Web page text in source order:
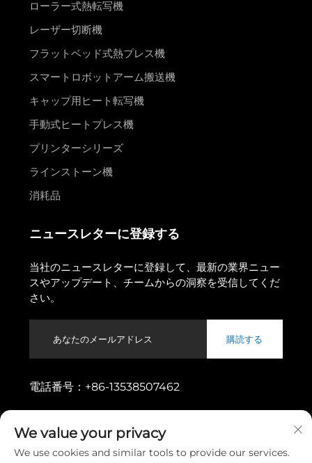
ローラー式熱転写機
レーザー切断機
フラットベッド式熱プレス機
スマートロボットアーム搬送機
キャップ用ヒート転写機
手動式ヒートプレス機
プリンターシリーズ
ラインストーン機
消耗品
ニュースレターに登録する
当社のニュースレターに登録して、最新の業界ニュー
スやアップデート、チームからの洞察を受信してくだ
さい。
購読する
電話番号： +86-13538507462
We value your privacy
We use cookies and similar tools to provide our services.